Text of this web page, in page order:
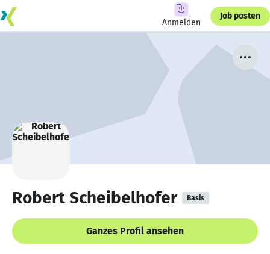
Anmelden
Job posten
Robert Scheibelhofer Basis
Ganzes Profil ansehen